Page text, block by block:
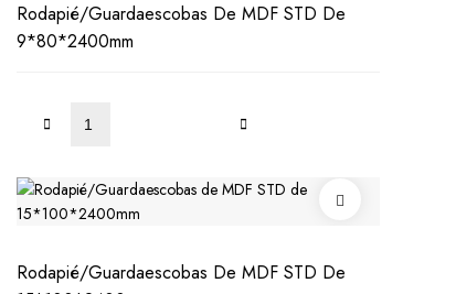
Rodapié/Guardaescobas De MDF STD De
9*80*2400mm
Rodapié/Guardaescobas De MDF STD De